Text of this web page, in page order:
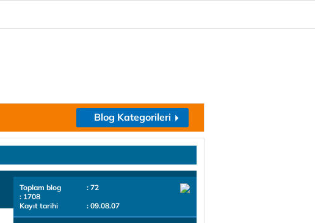
Blog Kategorileri
Toplam blog
: 72
: 1708
Kayıt tarihi
: 09.08.07